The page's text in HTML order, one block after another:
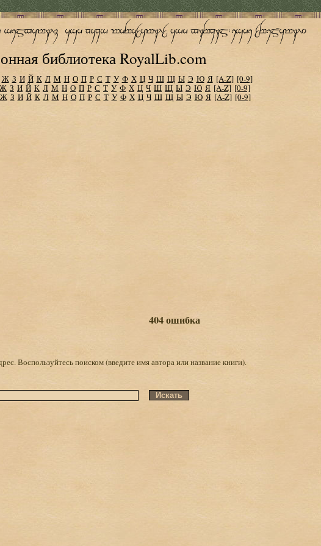
библиотека RoyalLib.com
Ж З И Й К Л М Н О П Р С Т У Ф Х Ц Ч Ш Щ Ы Э Ю Я [A-Z] [0-9]
Ж З И Й К Л М Н О П Р С Т У Ф Х Ц Ч Ш Щ Ы Э Ю Я [A-Z] [0-9]
Ж З И Й К Л М Н О П Р С Т У Ф Х Ц Ч Ш Щ Ы Э Ю Я [A-Z] [0-9]
404 ошибка
Воспользуйтесь поиском (введите имя автора или название книги).